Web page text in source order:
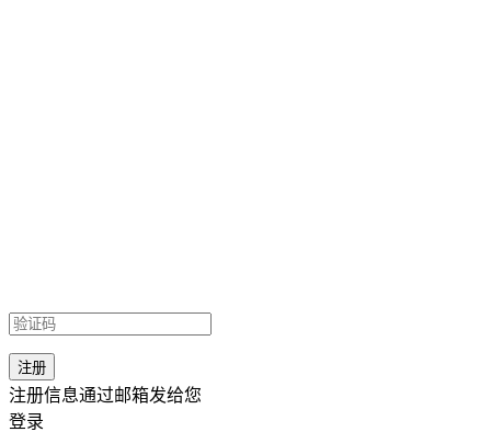
注册信息通过邮箱发给您
登录